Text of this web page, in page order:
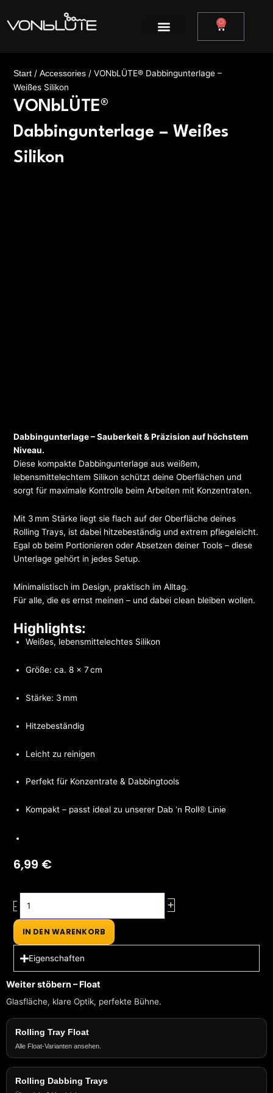
Inhalt
springen
0
Start /Accessories / VONbLÜTE® Dabbingunterlage –
Weißes Silikon
VONbLÜTE®
Dabbingunterlage – Weißes
Silikon
Dabbingunterlage – Sauberkeit & Präzision auf höchstem
Niveau.
Diese kompakte Dabbingunterlage aus weißem,
lebensmittelechtem Silikon schützt deine Oberflächen und
sorgt für maximale Kontrolle beim Arbeiten mit Konzentraten.
Mit 3 mm Stärke liegt sie flach auf der Oberfläche deines
Rolling Trays, ist dabei hitzebeständig und extrem pflegeleicht.
Egal ob beim Portionieren oder Absetzen deiner Tools – diese
Unterlage gehört in jedes Setup.
Minimalistisch im Design, praktisch im Alltag.
Für alle, die es ernst meinen – und dabei clean bleiben wollen.
Highlights:
Weißes, lebensmittelechtes Silikon
Größe: ca. 8 × 7 cm
Stärke: 3 mm
Hitzebeständig
Leicht zu reinigen
Perfekt für Konzentrate & Dabbingtools
Kompakt – passt ideal zu unserer Dab ‘n Roll® Linie
6,99 €
-
Dabbingunterlage
Menge
+
IN DEN WARENKORB
Eigenschaften
Weiter stöbern – Float
Glasfläche, klare Optik, perfekte Bühne.
Rolling Tray Float
Alle Float-Varianten ansehen.
Rolling Dabbing Trays